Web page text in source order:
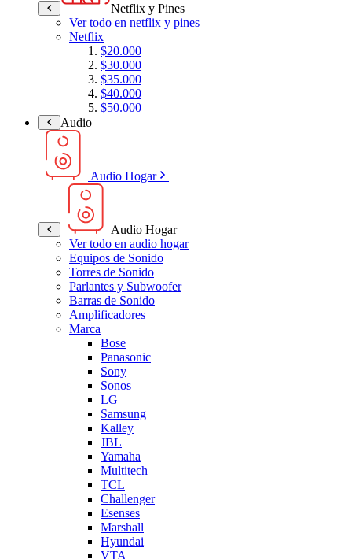
Netflix y Pines
Ver todo en netflix y pines
Netflix
$20.000
$30.000
$35.000
$40.000
$50.000
Audio
Audio Hogar
Audio Hogar
Ver todo en audio hogar
Equipos de Sonido
Torres de Sonido
Parlantes y Subwoofer
Barras de Sonido
Amplificadores
Marca
Bose
Panasonic
Sony
Sonos
LG
Samsung
Kalley
JBL
Yamaha
Multitech
TCL
Challenger
Esenses
Marshall
Hyundai
VTA